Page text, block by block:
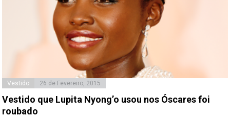
Vestido 26 de Fevereiro, 2015
Vestido que Lupita Nyong’o usou nos Óscares foi
roubado